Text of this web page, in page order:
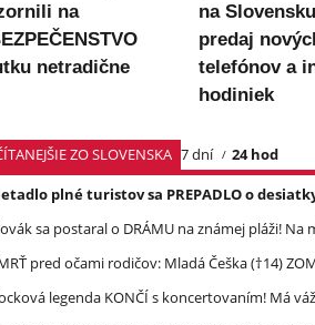
na
netradične
na
predaj
telefónov a
hodiniek
ZO SLOVENSKA 7 dní
24 hod
plné turistov sa PREPADLO o
sa postaral o DRÁMU na známej pláži! Na
pred očami rodičov: Mladá Češka (†14)
legenda KONČÍ s koncertovaním! Má